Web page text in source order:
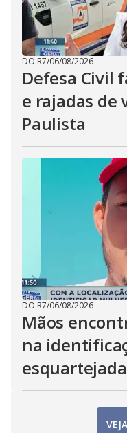
DO R7/06/08/2026
Defesa Civil
e rajadas de
Paulista
DO R7/06/08/2026
Mãos
na